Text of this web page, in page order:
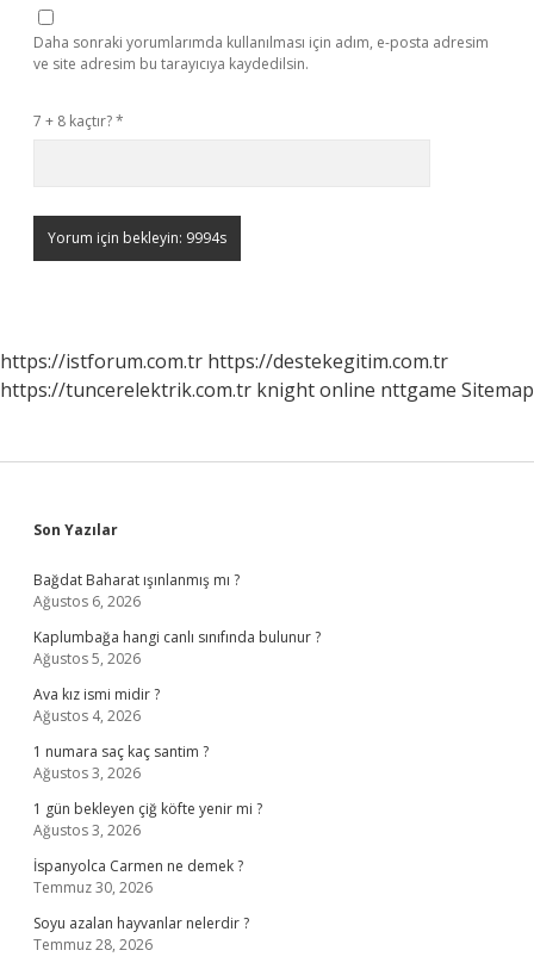
Daha sonraki yorumlarımda kullanılması için adım, e-posta adresim
ve site adresim bu tarayıcıya kaydedilsin.
7 + 8 kaçtır?*
https://istforum.com.tr https://destekegitim.com.tr
https://tuncerelektrik.com.tr knight online nttgame Sitemap
Sidebar
Son Yazılar
Bağdat Baharat ışınlanmış mı ?
Ağustos 6, 2026
Kaplumbağa hangi canlı sınıfında bulunur ?
Ağustos 5, 2026
Ava kız ismi midir ?
Ağustos 4, 2026
1 numara saç kaç santim ?
Ağustos 3, 2026
1 gün bekleyen çiğ köfte yenir mi ?
Ağustos 3, 2026
İspanyolca Carmen ne demek ?
Temmuz 30, 2026
Soyu azalan hayvanlar nelerdir ?
Temmuz 28, 2026